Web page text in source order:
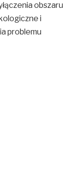
obszaru
i
problemu